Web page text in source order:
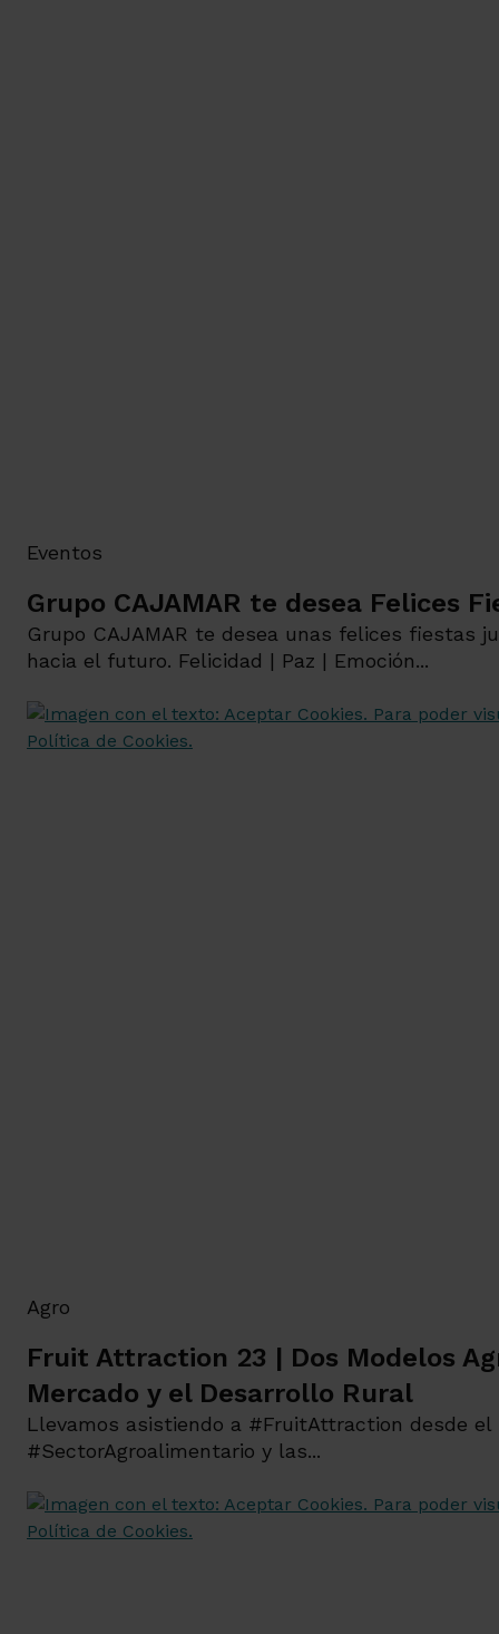
Eventos
Grupo CAJAMAR te desea Felices
Grupo CAJAMAR te desea unas felices fiestas
hacia el futuro. Felicidad | Paz | Emoción...
Agro
Fruit Attraction 23 | Dos Modelos
Mercado y el Desarrollo Rural
Llevamos asistiendo a #FruitAttraction desde el
#SectorAgroalimentario y las...